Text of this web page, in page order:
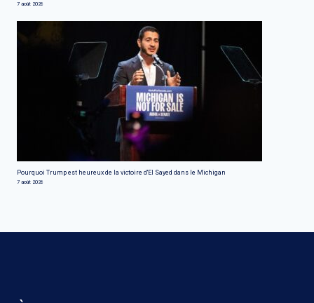
7 août 2026
Pourquoi Trump est heureux de la victoire d'El Sayed dans le Michigan
7 août 2026